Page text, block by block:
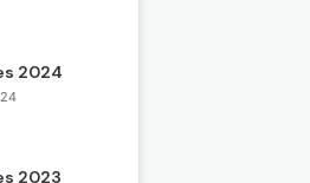
2024
2023